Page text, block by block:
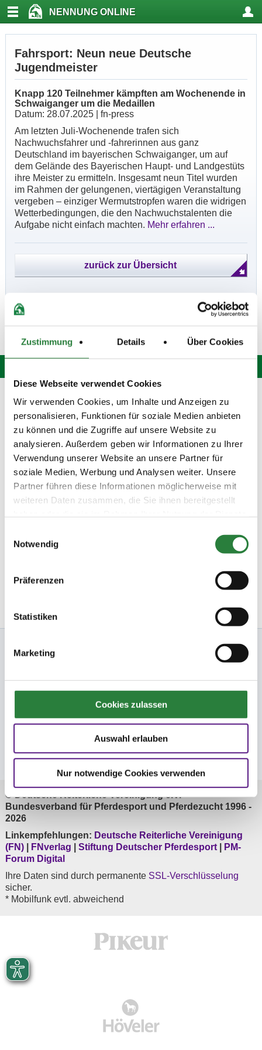
Zustimmung Details Über Cookies
Diese Webseite verwendet Cookies
Wir verwenden Cookies, um Inhalte und Anzeigen zu
personalisieren, Funktionen für soziale Medien anbieten
zu können und die Zugriffe auf unsere Website zu
analysieren. Außerdem geben wir Informationen zu Ihrer
Verwendung unserer Website an unsere Partner für
soziale Medien, Werbung und Analysen weiter. Unsere
Partner führen diese Informationen möglicherweise mit
weiteren Daten zusammen, die Sie ihnen bereitgestellt
Notwendig
Präferenzen
Statistiken
Marketing
Cookies zulassen
Auswahl erlauben
Nur notwendige Cookies verwenden
NENNUNG ONLINE
Fahrsport: Neun neue Deutsche
Jugendmeister
Knapp 120 Teilnehmer kämpften am Wochenende in
Schwaiganger um die Medaillen
Datum: 28.07.2025 | fn-press
Am letzten Juli-Wochenende trafen sich
Nachwuchsfahrer und -fahrerinnen aus ganz
Deutschland im bayerischen Schwaiganger, um auf
dem Gelände des Bayerischen Haupt- und Landgestüts
ihre Meister zu ermitteln. Insgesamt neun Titel wurden
im Rahmen der gelungenen, viertägigen Veranstaltung
vergeben – einziger Wermutstropfen waren die widrigen
Wetterbedingungen, die den Nachwuchstalenten die
Aufgabe nicht einfach machten. Mehr erfahren ...
Hotline: 0 900 / 18 12 345
(Festnetzpreis: 0,69 Euro / Min.)*
Mo. bis Fr. von 9:00 bis 20:00 Uhr
Sa. von 9:00 bis 15:00 Uhr
oder senden Sie uns eineE-Mail.
Fragen und Antworten
Unsere Onlinehilfe bietet IhnenAntworten zu den häufigsten
Fragen.
Ihre Startbereitschaft können Sie online erklären.
FN
© Deutsche Reiterliche Vereinigung e.V. -
Bundesverband für Pferdesport und Pferdezucht 1996 -
2026
Linkempfehlungen: Deutsche Reiterliche Vereinigung
(FN)
FNverlag Stiftung Deutscher Pferdesport
PM-
Forum Digital
Ihre Daten sind durch permanente SSL-Verschlüsselung
sicher.
* Mobilfunk evtl. abweichend